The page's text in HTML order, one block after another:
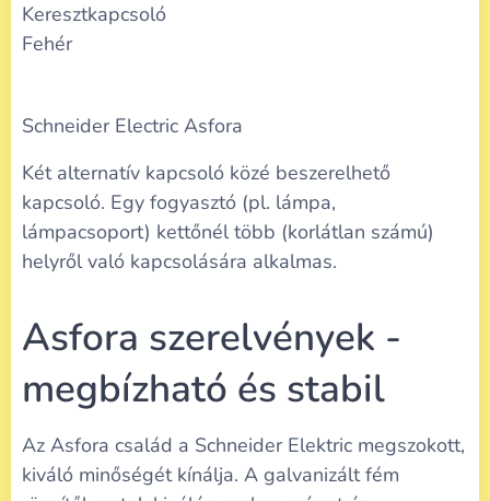
Keresztkapcsoló
Fehér
Schneider Electric Asfora
Két alternatív kapcsoló közé beszerelhető
kapcsoló. Egy fogyasztó (pl. lámpa,
lámpacsoport) kettőnél több (korlátlan számú)
helyről való kapcsolására alkalmas.
Asfora szerelvények -
megbízható és stabil
Az Asfora család a Schneider Elektric megszokott,
kiváló minőségét kínálja. A galvanizált fém